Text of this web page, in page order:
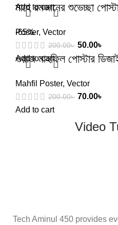
Add to cart
মাহে রমজানের শুভেচ্ছা
Poster, Vector
200.00৳ 50.00৳
Add to cart
-65%
ওয়াজ মাহফিল পোস্টার
Mahfil Poster, Vector
200.00৳ 70.00৳
Add to cart
Video
Tech Aminul 450 provides